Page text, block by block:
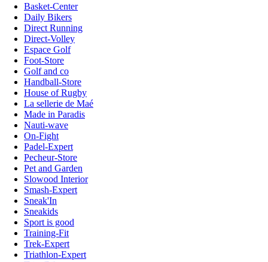
Basket-Center
Daily Bikers
Direct Running
Direct-Volley
Espace Golf
Foot-Store
Golf and co
Handball-Store
House of Rugby
La sellerie de Maé
Made in Paradis
Nauti-wave
On-Fight
Padel-Expert
Pecheur-Store
Pet and Garden
Slowood Interior
Smash-Expert
Sneak'In
Sneakids
Sport is good
Training-Fit
Trek-Expert
Triathlon-Expert